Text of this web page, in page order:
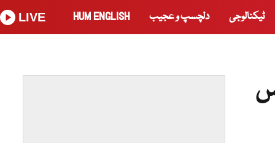
ٹیکنالوجی دلچسپ و عجیب HUM ENGLISH
LIVE